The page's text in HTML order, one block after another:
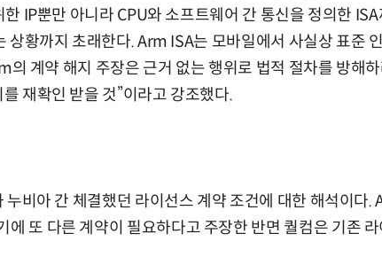
IP뿐만 아니라 CPU와 소프트웨어 간 통신을 정의한
상황까지 초래한다. Arm ISA는 모바일에서 사실상 표준
의 계약 해지 주장은 근거 없는 행위로 법적 절차를 방해
재확인 받을 것”이라고 강조했다.
비아 간 체결했던 라이선스 계약 조건에 대한 해석이다.
에 또 다른 계약이 필요하다고 주장한 반면 퀄컴은 기존